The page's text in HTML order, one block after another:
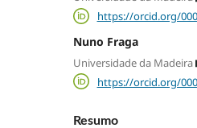
https://orcid.org/
Nuno Fraga
Universidade da Madeira
https://orcid.org/
Resumo